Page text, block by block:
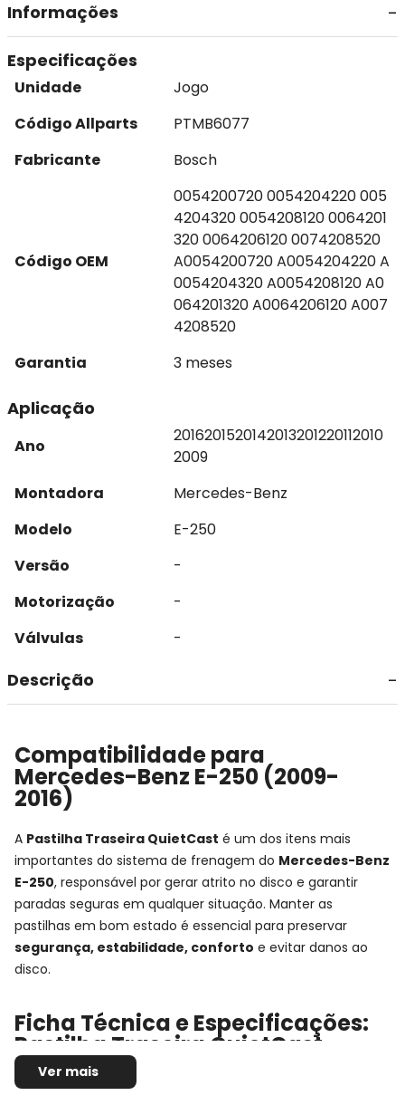
Informações
Especificações
Unidade
Jogo
Código Allparts
PTMB6077
Fabricante
Bosch
Código OEM
0054200720 0054204220 005
4204320 0054208120 0064201
320 0064206120 0074208520
A0054200720 A0054204220 A
0054204320 A0054208120 A0
064201320 A0064206120 A007
4208520
Garantia
3 meses
Aplicação
Ano
2016201520142013201220112010
2009
Montadora
Mercedes-Benz
Modelo
E-250
Versão
-
Motorização
-
Válvulas
-
Descrição
Compatibilidade para
Mercedes-Benz E-250 (2009-
2016)
A Pastilha Traseira QuietCast é um dos itens mais
importantes do sistema de frenagem do Mercedes-Benz
E-250, responsável por gerar atrito no disco e garantir
paradas seguras em qualquer situação. Manter as
pastilhas em bom estado é essencial para preservar
segurança, estabilidade, conforto e evitar danos ao
disco.
Ficha Técnica e Especificações:
Pastilha Traseira QuietCast
Bosch
Ver mais